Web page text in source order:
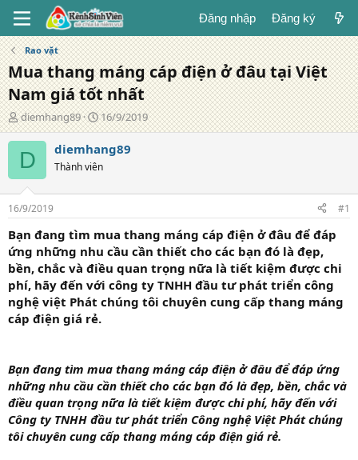
Đăng nhập Đăng ký
Rao vặt
Mua thang máng cáp điện ở đâu tại Việt
Nam giá tốt nhất
T
á
c
ả
diemhang89
N
g
à
đ
g
16/9/2019
D diemhang89
Thành viên
16/9/2019 #1
Bạn đang tìm mua thang máng cáp điện ở đâu để đáp
ứng những nhu cầu cần thiết cho các bạn đó là đẹp,
bền, chắc và điều quan trọng nữa là tiết kiệm được chi
phí, hãy đến với công ty TNHH đầu tư phát triển công
nghệ việt Phát chúng tôi chuyên cung cấp thang máng
cáp điện giá rẻ.
Bạn đang tìm mua thang máng cáp điện ở đâu để đáp ứng
những nhu cầu cần thiết cho các bạn đó là đẹp, bền, chắc và
điều quan trọng nữa là tiết kiệm được chi phí, hãy đến với
Công ty TNHH đầu tư phát triển Công nghệ Việt Phát chúng
tôi chuyên cung cấp thang máng cáp điện giá rẻ.